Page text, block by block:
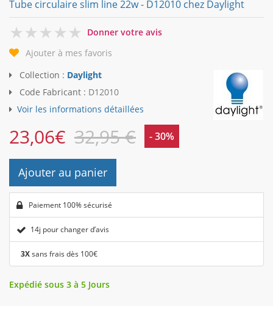
Tube circulaire slim line 22w - D12010 chez Daylight
0
Donner votre avis
Ajouter à mes favoris
Collection : Daylight
Code Fabricant : D12010
Voir les informations détaillées
23,06€ 32,95 € - 30%
Ajouter au panier
Paiement 100% sécurisé
14j pour changer d’avis
3Xsans frais dès 100€
Expédié sous 3 à 5 Jours